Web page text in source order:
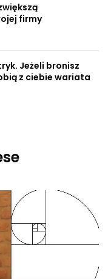
firmy
Jeżeli bronisz
z ciebie wariata